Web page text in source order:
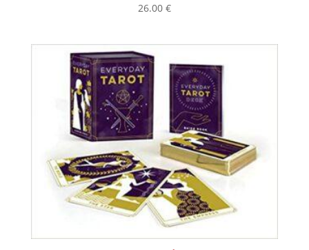
26.00 €